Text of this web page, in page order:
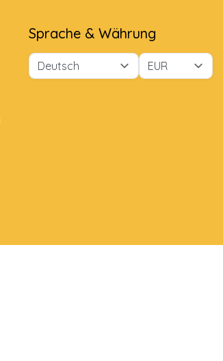
Sprache & Währung